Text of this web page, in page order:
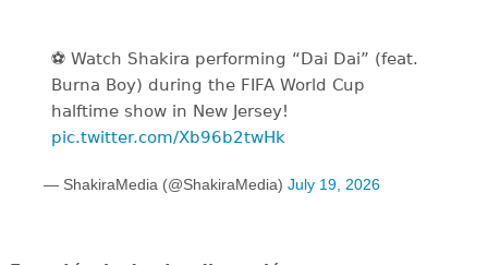
⚽️️ Watch Shakira performing “Dai Dai” (feat.
Burna Boy) during the FIFA World Cup
halftime show in New Jersey!
pic.twitter.com/Xb96b2twHk
— ShakiraMedia (@ShakiraMedia) July 19, 2026